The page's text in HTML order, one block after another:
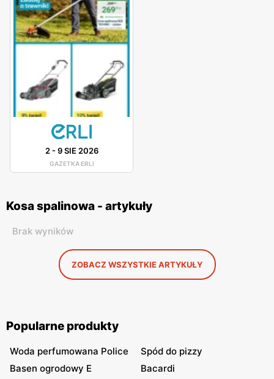
2-9 SIE 2026
GAZETKA ERLI
Kosa spalinowa - artykuły
Brak wyników
ZOBACZ WSZYSTKIE ARTYKUŁY
Popularne produkty
Woda perfumowana Police
Spód do pizzy
Basen ogrodowy E
Bacardi